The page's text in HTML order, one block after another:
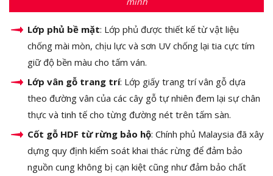
Lớp phủ bề mặt: Lớp phủ được thiết kế từ vật liệu
chống mài mòn, chịu lực và sơn UV chống lại tia cực tím
giữ độ bền màu cho tấm ván.
Lớp vân gỗ trang trí: Lớp giấy trang trí vân gỗ dựa
theo đường vân của các cây gỗ tự nhiên đem lại sự chân
thực và tinh tế cho từng đường nét trên tấm sàn.
Cốt gỗ HDF từ rừng bảo hộ: Chính phủ Malaysia đã xây
dựng quy định kiểm soát khai thác rừng để đảm bảo
nguồn cung không bị cạn kiệt cũng như đảm bảo chất